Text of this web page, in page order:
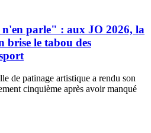
parle" : aux JO 2026, la
brise le tabou des
de patinage artistique a rendu son
cinquième après avoir manqué